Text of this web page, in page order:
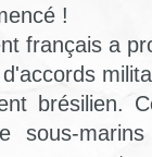
!
français a
brésilien.
sous-